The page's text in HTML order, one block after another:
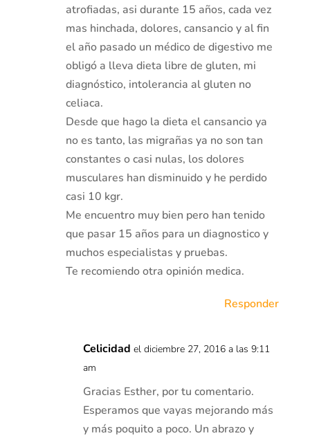
atrofiadas, asi durante 15 años, cada vez
mas hinchada, dolores, cansancio y al fin
el año pasado un médico de digestivo me
obligó a lleva dieta libre de gluten, mi
diagnóstico, intolerancia al gluten no
celiaca.
Desde que hago la dieta el cansancio ya
no es tanto, las migrañas ya no son tan
constantes o casi nulas, los dolores
musculares han disminuido y he perdido
casi 10 kgr.
Me encuentro muy bien pero han tenido
que pasar 15 años para un diagnostico y
muchos especialistas y pruebas.
Te recomiendo otra opinión medica.
Responder
Celicidad el diciembre 27, 2016 a las 9:11
am
Gracias Esther, por tu comentario.
Esperamos que vayas mejorando más
y más poquito a poco. Un abrazo y